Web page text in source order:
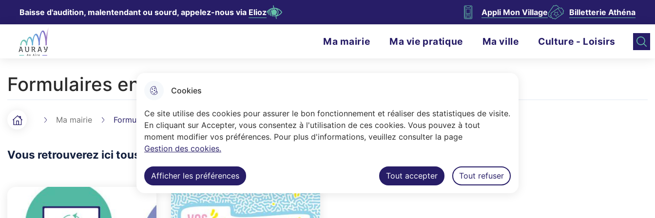
Cookies
Ce site utilise des cookies pour assurer le bon fonctionnement et réaliser des statistiques de visite.
En cliquant sur Accepter, vous consentez à l'utilisation de ces cookies. Vous pouvez à tout
moment modifier vos préférences. Pour plus d'informations, veuillez consulter la page
Gestion des cookies.
Afficher les préférences Tout accepter Tout refuser
Aller au contenu principal
Baisse d'audition, malentendant ou sourd, appelez-nous via Elioz Appli Mon Village Billetterie Athéna
Ville Auray Menu principal
N
g
a
t
n
Ma mairie Ma vie pratique Ma ville Culture - Loisirs
Formulaires en ligne
F
i
Accueil Ma mairie Formulaires en ligne
Vous retrouverez ici tous les formulaires à remplir en ligne.